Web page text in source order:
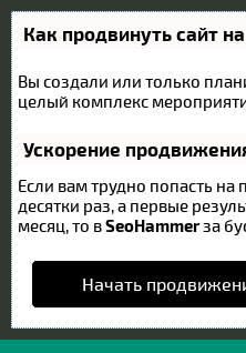
Как продвинуть сайт
Вы создали или только
целый комплекс
Ускорение
Если вам трудно попасть
десятки раз, а первые
месяц, то вSeoHammerза
Начать